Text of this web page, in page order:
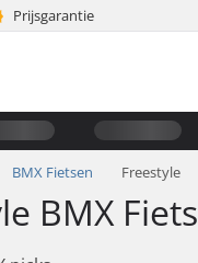
Prijsgarantie
BMX Fietsen Freestyle
BMX Fiets